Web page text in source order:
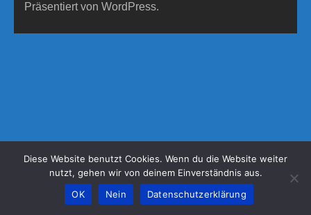
Präsentiert von WordPress.
Diese Website benutzt Cookies. Wenn du die Website weiter
nutzt, gehen wir von deinem Einverständnis aus.
OK
Nein Datenschutzerklärung